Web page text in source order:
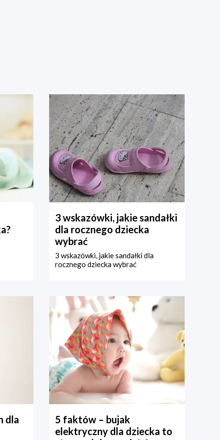
3 wskazówki, jakie sandałki
dla rocznego dziecka
wybrać
3 wskazówki, jakie sandałki dla
rocznego dziecka wybrać
dla
5 faktów – bujak
elektryczny dla dziecka to